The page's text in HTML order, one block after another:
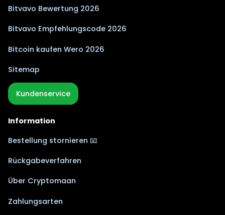
Bitvavo Bewertung 2026
Bitvavo Empfehlungscode 2026
Bitcoin kaufen Wero 2026
Sitemap
Kundenservice
Information
Bestellung stornieren 📧
Rückgabeverfahren
Über Cryptomaan
Zahlungsarten